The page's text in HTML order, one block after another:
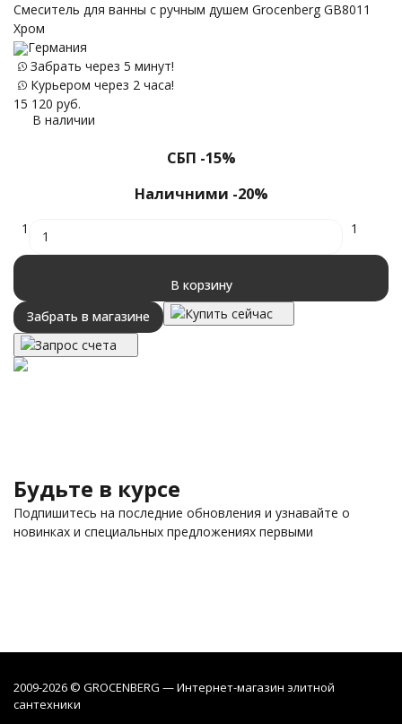
Смеситель для ванны с ручным душем Grocenberg GB8011
Хром
Германия
Забрать через 5 минут!
Курьером через 2 часа!
15 120 руб.
В наличии
СБП -15%
Наличними -20%
1 1
В корзину
Забрать в магазине
Купить сейчас
Запрос счета
Будьте в курсе
Подпишитесь на последние обновления и узнавайте о
новинках и специальных предложениях первыми
2009-2026 © GROCENBERG — Интернет-магазин элитной
сантехники